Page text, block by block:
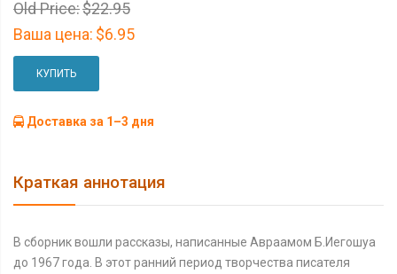
Old Price:$22.95
Ваша цена: $6.95
КУПИТЬ
Доставка за 1–3 дня
Краткая аннотация
В сборник вошли рассказы, написанные Авраамом Б.Иегошуа
до 1967 года. В этот ранний период творчества писателя